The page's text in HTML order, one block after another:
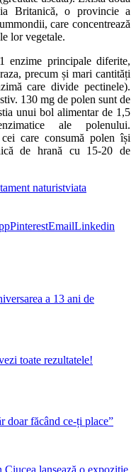
Britanică, o provincie a
care concentrează
lor vegetale.
enzime principale diferite,
precum și mari cantități
care divide pectinele).
130 mg de polen sunt de
unui bol alimentar de 1,5
ale polenului.
care consumă polen își
de hrană cu 15-20 de
naturistviata
PinterestEmailLinkedin
a 13 ani de
toate rezultatele!
făcând ce-ți place”
lansează o expoziție